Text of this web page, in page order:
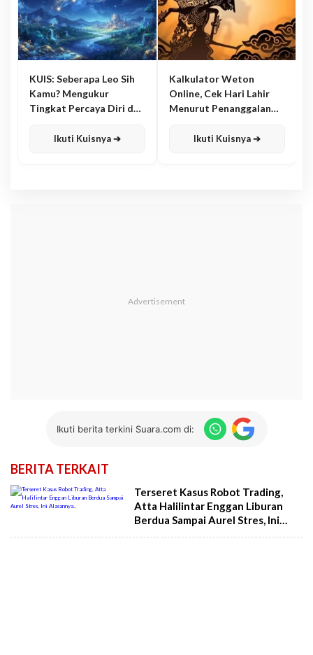
KUIS: Seberapa Leo Sih
Kamu? Mengukur
Tingkat Percaya Diri dan
Ikuti Kuisnya ➔
Kalkulator Weton
Online, Cek Hari Lahir
Menurut Penanggalan
Ikuti Kuisnya ➔
Ikuti berita terkini Suara.com di:
BERITA TERKAIT
Terseret Kasus Robot Trading,
Atta Halilintar Enggan Liburan
Berdua Sampai Aurel Stres, Ini
Alasannya..